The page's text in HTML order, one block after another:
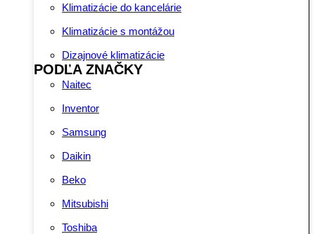
Klimatizácie do kancelárie
Klimatizácie s montážou
Dizajnové klimatizácie
PODĽA ZNAČKY
Naitec
Inventor
Samsung
Daikin
Beko
Mitsubishi
Toshiba